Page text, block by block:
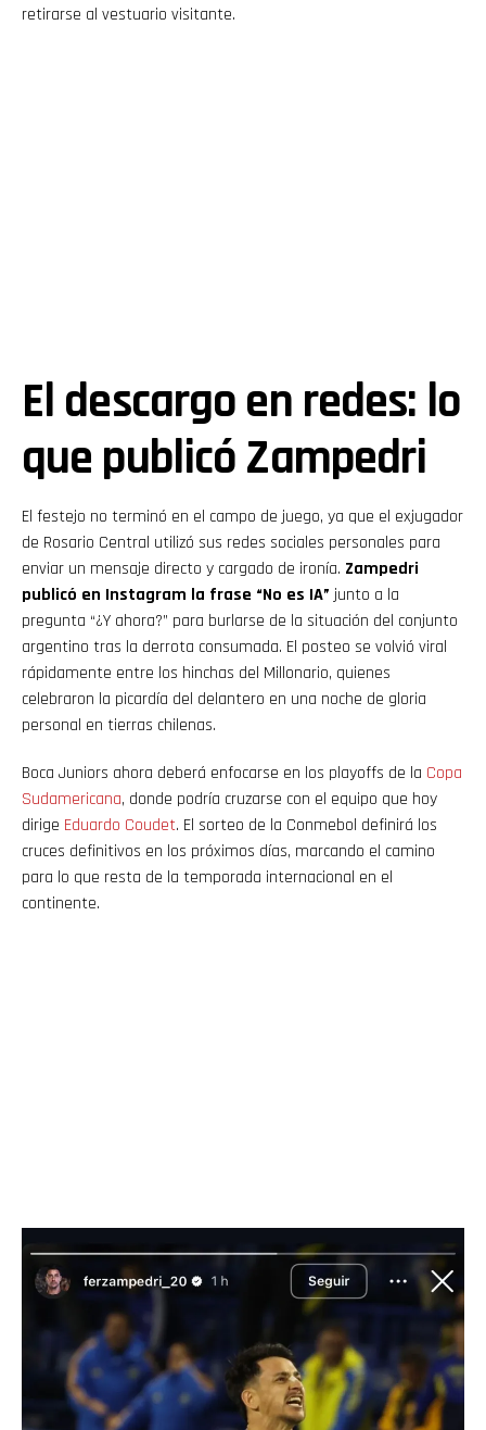
retirarse al vestuario visitante.
El descargo en redes: lo
que publicó Zampedri
El festejo no terminó en el campo de juego, ya que el exjugador
de Rosario Central utilizó sus redes sociales personales para
enviar un mensaje directo y cargado de ironía. Zampedri
publicó en Instagram la frase “No es IA”junto a la
pregunta “¿Y ahora?” para burlarse de la situación del conjunto
argentino tras la derrota consumada. El posteo se volvió viral
rápidamente entre los hinchas del Millonario, quienes
celebraron la picardía del delantero en una noche de gloria
personal en tierras chilenas.
Boca Juniors ahora deberá enfocarse en los playoffs de la Copa
Sudamericana, donde podría cruzarse con el equipo que hoy
dirige Eduardo Coudet. El sorteo de la Conmebol definirá los
cruces definitivos en los próximos días, marcando el camino
para lo que resta de la temporada internacional en el
continente.